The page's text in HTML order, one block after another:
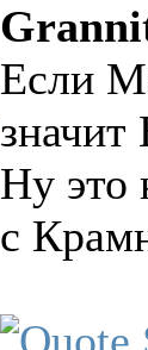
Если
Ну это
с